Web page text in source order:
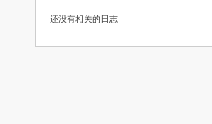
还没有相关的日志